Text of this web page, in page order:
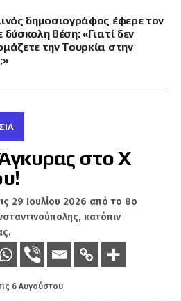
δημοσιογράφος έφερε τον
θέση: «Γιατί δεν
την Τουρκία στην
στο X
29 Ιουλίου 2026 από το 8ο
κατόπιν
6 Αυγούστου